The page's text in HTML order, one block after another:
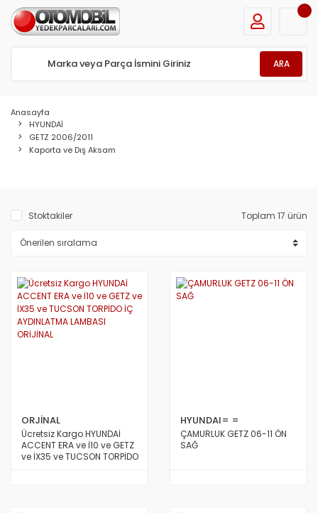
ARA
Anasayfa
HYUNDAİ
GETZ 2006/2011
Kaporta ve Dış Aksam
Stoktakiler Toplam 17 ürün
ORJİNAL
Ücretsiz Kargo HYUNDAİ
ACCENT ERA ve İ10 ve GETZ
ve İX35 ve TUCSON TORPİDO
HYUNDAI= =
ÇAMURLUK GETZ 06-11 ÖN
SAĞ